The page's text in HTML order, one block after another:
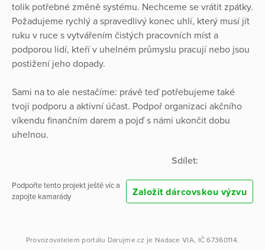
tolik potřebné změně systému. Nechceme se vrátit zpátky.
Požadujeme rychlý a spravedlivý konec uhlí, který musí jít
ruku v ruce s vytvářením čistých pracovních míst a
podporou lidí, kteří v uhelném průmyslu pracují nebo jsou
postižení jeho dopady.
Sami na to ale nestačíme: právě teď potřebujeme také
tvoji podporu a aktivní účast. Podpoř organizaci akčního
víkendu finančním darem a pojď s námi ukončit dobu
uhelnou.
Sdílet:
Podpořte tento projekt ještě víc a
zapojte kamarády
Založit dárcovskou výzvu
Provozovatelem portálu Darujme.cz je Nadace VIA, IČ 67360114.